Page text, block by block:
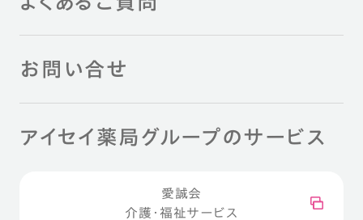
お問い合せ
アイセイ薬局グループのサービス
愛誠会
介護・福祉サービス